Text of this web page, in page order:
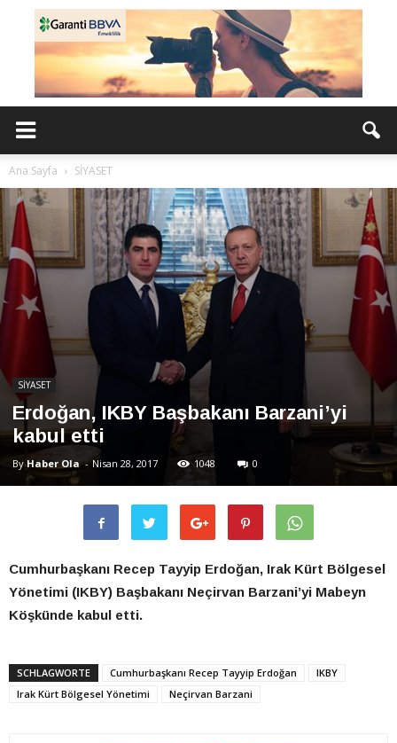
Ana Sayfa SİYASET
SİYASET
Erdoğan, IKBY Başbakanı Barzani’yi
kabul etti
ByHaber Ola - Nisan 28, 2017 1048 0
Cumhurbaşkanı Recep Tayyip Erdoğan, Irak Kürt Bölgesel
Yönetimi (IKBY) Başbakanı Neçirvan Barzani’yi Mabeyn
Köşkünde kabul etti.
SCHLAGWORTE Cumhurbaşkanı Recep Tayyip Erdoğan
IKBY
Irak Kürt Bölgesel Yönetimi
Neçirvan Barzani